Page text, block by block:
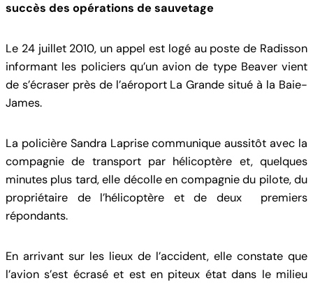
succès des opérations de sauvetage
Le 24 juillet 2010, un appel est logé au poste de Radisson
informant les policiers qu’un avion de type Beaver vient
de s’écraser près de l’aéroport La Grande situé à la Baie-
James.
La policière Sandra Laprise communique aussitôt avec la
compagnie de transport par hélicoptère et, quelques
minutes plus tard, elle décolle en compagnie du pilote, du
propriétaire de l’hélicoptère et de deux premiers
répondants.
En arrivant sur les lieux de l’accident, elle constate que
l’avion s’est écrasé et est en piteux état dans le milieu